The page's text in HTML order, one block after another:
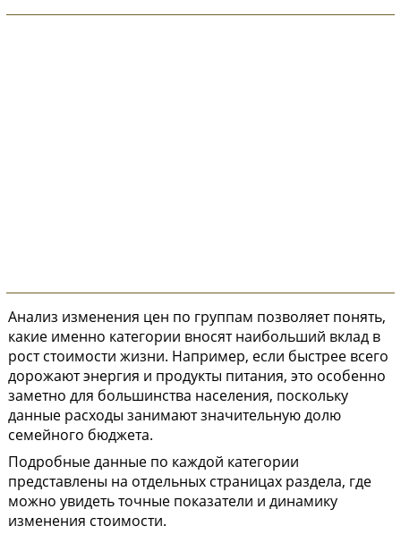
Анализ изменения цен по группам позволяет понять,
какие именно категории вносят наибольший вклад в
рост стоимости жизни. Например, если быстрее всего
дорожают энергия и продукты питания, это особенно
заметно для большинства населения, поскольку
данные расходы занимают значительную долю
семейного бюджета.
Подробные данные по каждой категории
представлены на отдельных страницах раздела, где
можно увидеть точные показатели и динамику
изменения стоимости.